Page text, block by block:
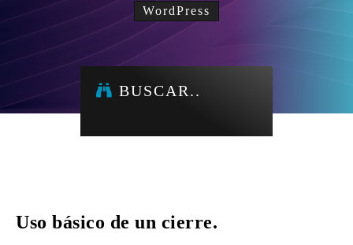
WordPress
BUSCAR..
Uso básico de un cierre.